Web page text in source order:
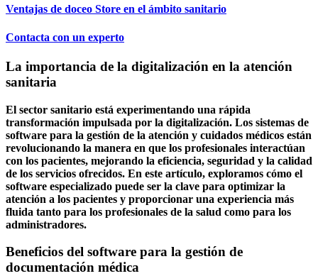
Ventajas de doceo Store en el ámbito sanitario
Contacta con un experto
La importancia de la digitalización en la atención
sanitaria
El sector sanitario está experimentando una rápida
transformación impulsada por la digitalización. Los sistemas de
software para la gestión de la atención y cuidados médicos están
revolucionando la manera en que los profesionales interactúan
con los pacientes, mejorando la eficiencia, seguridad y la calidad
de los servicios ofrecidos. En este artículo, exploramos cómo el
software especializado puede ser la clave para optimizar la
atención a los pacientes y proporcionar una experiencia más
fluida tanto para los profesionales de la salud como para los
administradores.
Beneficios del software para la gestión de
documentación médica